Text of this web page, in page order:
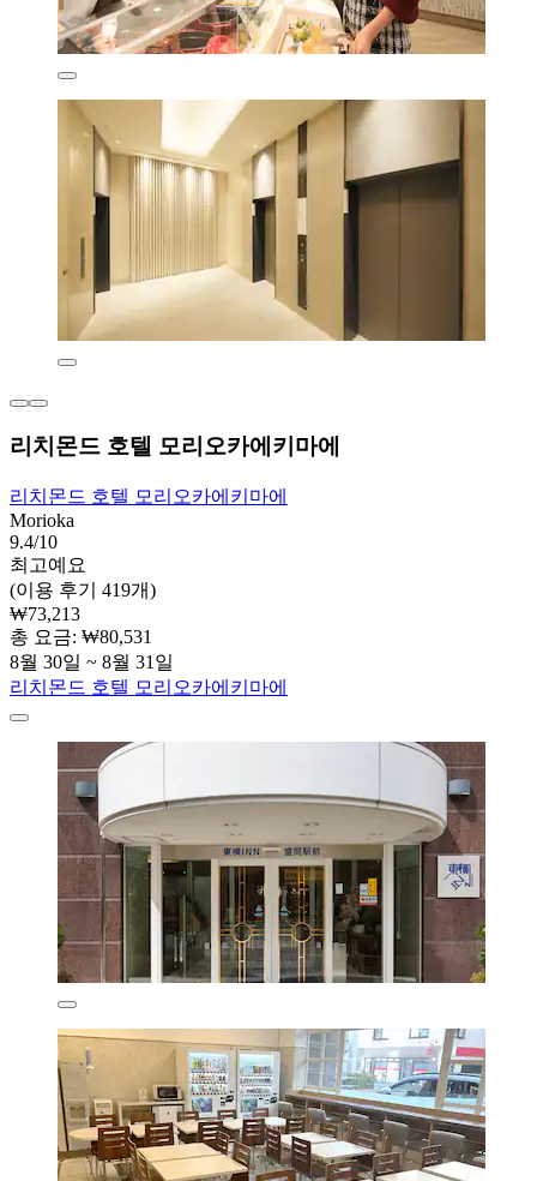
리치몬드 호텔 모리오카에키마에
리치몬드 호텔 모리오카에키마에
Morioka
9.4/10
최고예요
(이용 후기 419개)
₩73,213
총 요금: ₩80,531
8월 30일 ~ 8월 31일
리치몬드 호텔 모리오카에키마에